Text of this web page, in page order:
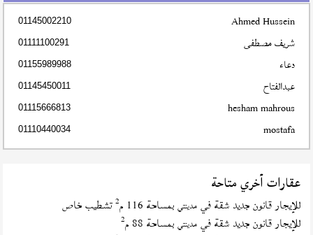
Ahmed Hussein
01145002210
شريف مصطفى 01111100291
دعاء 01155989988
عبدالفتاح 01145450011
hesham mahrous
01115666813
mostafa
01110440034
عقارات أخري متاحة
للإيجار قانون جديد شقة فيمدينتي بمساحة 116 م 2تشطيب خاص
للإيجار قانون جديد شقة فيمدينتي بمساحة 88 م 2